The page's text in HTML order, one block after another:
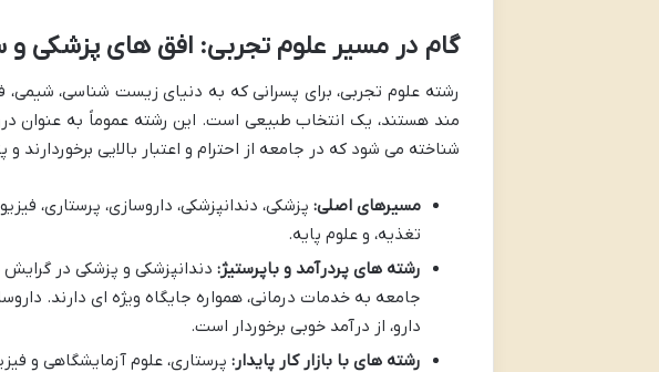
گام در مسیر علوم تجربی: افق های پزشکی
رشته علوم تجربی، برای پسرانی که به دنیای زیست شناسی،
مند هستند، یک انتخاب طبیعی است. این رشته عموماً به عنوان
شناخته می شود که در جامعه از احترام و اعتبار بالایی برخوردارند و
مسیرهای اصلی: پزشکی، دندانپزشکی، داروسازی، پرستاری،
تغذیه، و علوم پایه.
رشته های پردرآمد و باپرستیژ: دندانپزشکی و پزشکی در
جامعه به خدمات درمانی، همواره جایگاه ویژه ای دارند.
دارو، از درآمد خوبی برخوردار است.
رشته های با بازار کار پایدار: پرستاری، علوم آزمایشگاهی و